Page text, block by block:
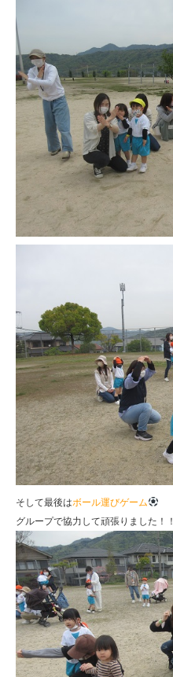
そして最後はボール運びゲーム
グループで協力して頑張りました！！